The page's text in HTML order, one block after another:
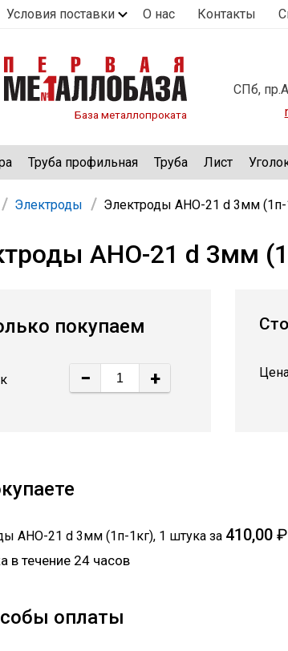
Условия поставки О нас Контакты
База металлопроката
СПб,
Труба профильная Труба Лист
Электроды Электроды АНО-21 d 3мм (1п-
АНО-21 d 3мм
покупаем
− +
АНО-21 d 3мм (1п-1кг), 1 штука за 410,00 ₽
в течение 24 часов
оплаты